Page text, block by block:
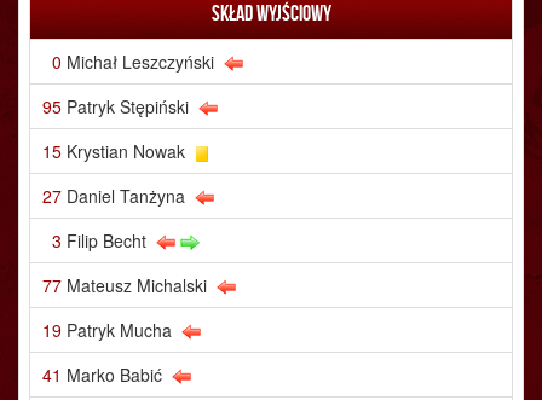
Skład wyjściowy
0 Michał Leszczyński
95 Patryk Stępiński
15 Krystian Nowak
27 Daniel Tanżyna
3 Filip Becht
77 Mateusz Michalski
19 Patryk Mucha
41 Marko Babić